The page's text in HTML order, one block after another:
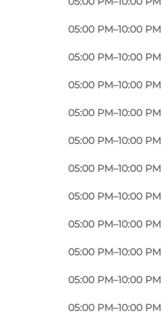
05:00 PM–10:00 PM
05:00 PM–10:00 PM
05:00 PM–10:00 PM
05:00 PM–10:00 PM
05:00 PM–10:00 PM
05:00 PM–10:00 PM
05:00 PM–10:00 PM
05:00 PM–10:00 PM
05:00 PM–10:00 PM
05:00 PM–10:00 PM
05:00 PM–10:00 PM